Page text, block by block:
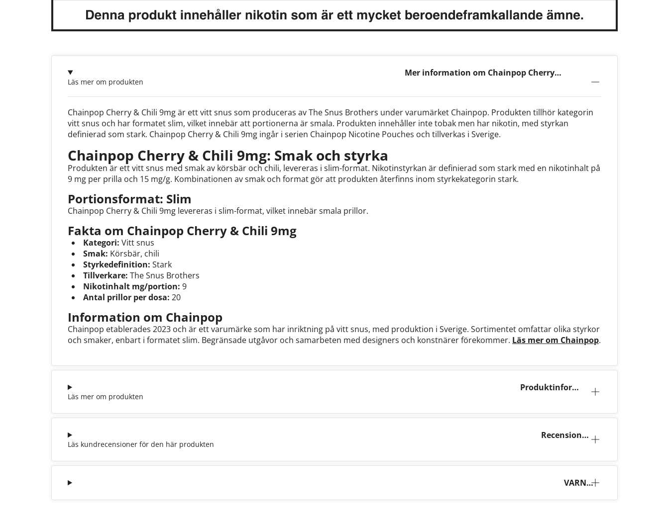
Mer information om Chainpop Cherry
Läs mer om produkten
Chainpop Cherry & Chili 9mg är ett vitt snus som produceras av The Snus Brothers under varumärket Chainpop. Produkten tillhör kategorin
vitt snus och har formatet slim, vilket innebär att portionerna är smala. Produkten innehåller inte tobak men har nikotin, med styrkan
definierad som stark. Chainpop Cherry & Chili 9mg ingår i serien Chainpop Nicotine Pouches och tillverkas i Sverige.
Chainpop Cherry & Chili 9mg: Smak och styrka
Produkten är ett vitt snus med smak av körsbär och chili, levereras i slim-format. Nikotinstyrkan är definierad som stark med en nikotinhalt på
9 mg per prilla och 15 mg/g. Kombinationen av smak och format gör att produkten återfinns inom styrkekategorin stark.
Portionsformat: Slim
Chainpop Cherry & Chili 9mg levereras i slim-format, vilket innebär smala prillor.
Fakta om Chainpop Cherry & Chili 9mg
Kategori: Vitt snus
Smak: Körsbär, chili
Styrkedefinition: Stark
Tillverkare: The Snus Brothers
Nikotinhalt mg/portion: 9
Antal prillor per dosa: 20
Information om Chainpop
Chainpop etablerades 2023 och är ett varumärke som har inriktning på vitt snus, med produktion i Sverige. Sortimentet omfattar olika styrkor
och smaker, enbart i formatet slim. Begränsade utgåvor och samarbeten med designers och konstnärer förekommer. Läs mer om Chainpop.
Produktinforma
Läs mer om produkten
Recensione
Läs kundrecensioner för den här produkten
VARNI